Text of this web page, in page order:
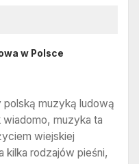
w Polsce
muzyką ludową
wiadomo, muzyka ta
wiejskiej
kilka rodzajów pieśni,